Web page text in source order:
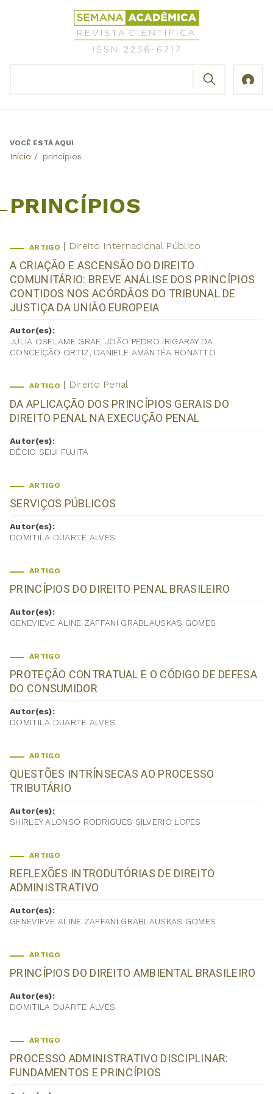
Revista
Científica
Semana
Back
VOCÊ ESTÁ AQUI
Início / princípios
PRINCÍPIOS
ARTIGO Direito Internacional Público
A CRIAÇÃO E ASCENSÃO DO DIREITO
COMUNITÁRIO: BREVE ANÁLISE DOS PRINCÍPIOS
CONTIDOS NOS ACÓRDÃOS DO TRIBUNAL DE
JUSTIÇA DA UNIÃO EUROPEIA
Autor(es):
JÚLIA OSELAME GRAF, JOÃO PEDRO IRIGARAY DA
CONCEIÇÃO ORTIZ, DANIELE AMANTÉA BONATTO
ARTIGO Direito Penal
DA APLICAÇÃO DOS PRINCÍPIOS GERAIS DO
DIREITO PENAL NA EXECUÇÃO PENAL
Autor(es):
DÉCIO SEIJI FUJITA
ARTIGO
SERVIÇOS PÚBLICOS
Autor(es):
DOMITILA DUARTE ALVES
ARTIGO
PRINCÍPIOS DO DIREITO PENAL BRASILEIRO
Autor(es):
GENEVIEVE ALINE ZAFFANI GRABLAUSKAS GOMES
ARTIGO
PROTEÇÃO CONTRATUAL E O CÓDIGO DE DEFESA
DO CONSUMIDOR
Autor(es):
DOMITILA DUARTE ALVES
ARTIGO
QUESTÕES INTRÍNSECAS AO PROCESSO
TRIBUTÁRIO
Autor(es):
SHIRLEY ALONSO RODRIGUES SILVERIO LOPES
ARTIGO
REFLEXÕES INTRODUTÓRIAS DE DIREITO
ADMINISTRATIVO
Autor(es):
GENEVIEVE ALINE ZAFFANI GRABLAUSKAS GOMES
ARTIGO
PRINCÍPIOS DO DIREITO AMBIENTAL BRASILEIRO
Autor(es):
DOMITILA DUARTE ALVES
ARTIGO
PROCESSO ADMINISTRATIVO DISCIPLINAR:
FUNDAMENTOS E PRINCÍPIOS